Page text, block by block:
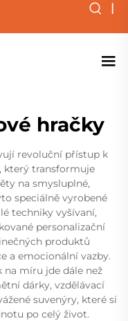
|
hračky
revoluční přístup k
který transformuje
na smysluplné,
speciálně vyrobené
techniky vyšívaní,
personalizační
produktů
a emocionální vazby.
na míru jde dále než
dárky, vzdělávací
suvenýry, které si
po celý život.